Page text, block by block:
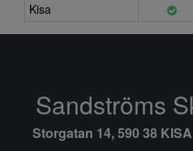
Kisa
Sandströms
Storgatan 14, 590 38